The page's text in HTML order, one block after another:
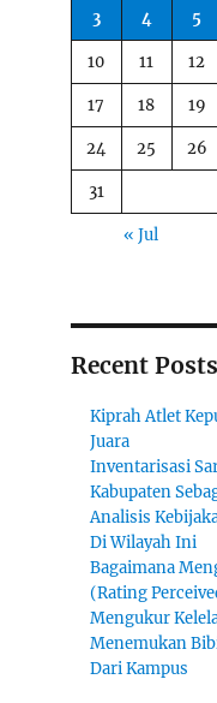
3 4 5
10 11 12
17 18 19
24 25 26
31
« Jul
Recent Posts
Kiprah Atlet
Juara
Inventarisasi
Kabupaten
Analisis
Di Wilayah Ini
Bagaimana
(Rating
Mengukur
Menemukan
Dari Kampus